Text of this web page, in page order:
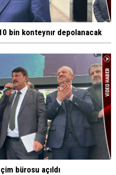
bin konteynır depolanacak
bürosu açıldı